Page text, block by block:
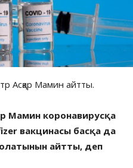
Асқар Мамин айтты.
Мамин коронавирусқа
вакцинасы басқа да
айтты, деп